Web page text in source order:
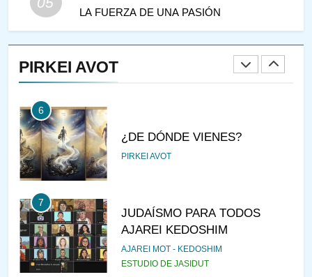
LA FUERZA DE UNA PASIÓN
PIRKEI AVOT
5
6
¿DE DÓNDE VIENES?
PIRKEI AVOT
7
JUDAÍSMO PARA TODOS
AJAREI KEDOSHIM
AJAREI MOT - KEDOSHIM
ESTUDIO DE JASIDUT